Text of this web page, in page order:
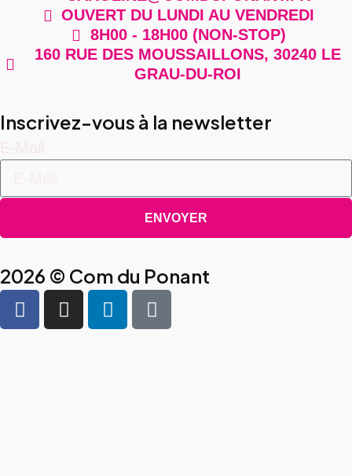
OUVERT DU LUNDI AU VENDREDI
8H00 - 18H00 (NON-STOP)
160 RUE DES MOUSSAILLONS, 30240 LE
GRAU-DU-ROI
Inscrivez-vous à la newsletter
ENVOYER
2026 © Com du Ponant